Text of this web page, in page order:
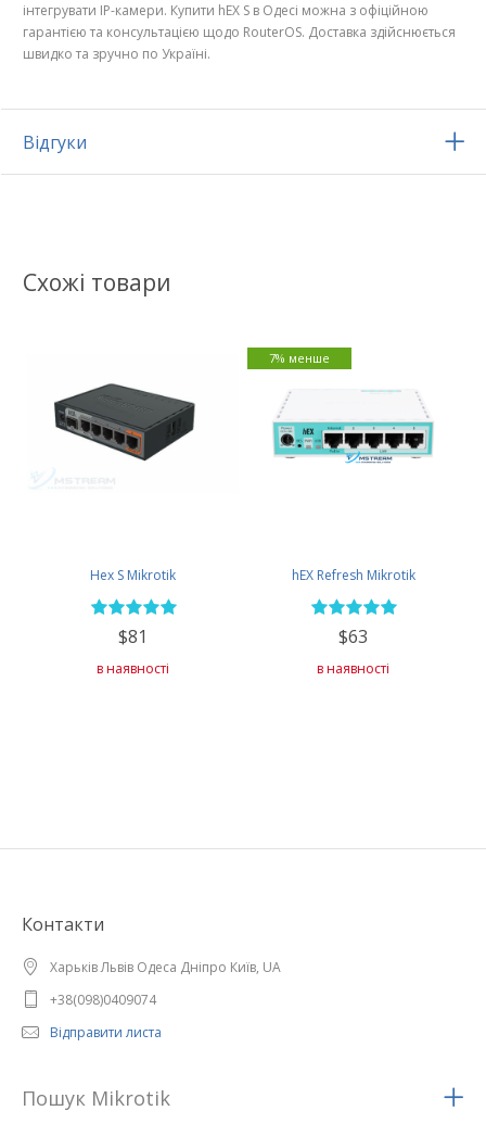
інтегрувати IP-камери. Купити hEX S в Одесі можна з офіційною
гарантією та консультацією щодо RouterOS. Доставка здійснюється
швидко та зручно по Україні.
Відгуки
Схожі товари
Hex S Mikrotik
$81
в наявності
hEX Refresh Mikrotik
$63
в наявності
7% менше
Контакти
Харьків Львів Одеса Дніпро Київ, UA
+38(098)0409074
Відправити листа
Пошук Mikrotik